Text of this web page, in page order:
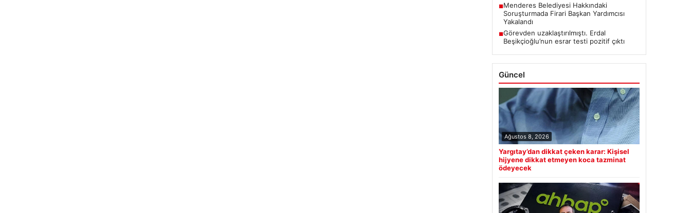
■Menderes Belediyesi Hakkındaki
Soruşturmada Firari Başkan Yardımcısı
Yakalandı
■Görevden uzaklaştırılmıştı. Erdal
Beşikçioğlu’nun esrar testi pozitif çıktı
Güncel
Ağustos 8, 2026
Yargıtay’dan dikkat çeken karar: Kişisel
hijyene dikkat etmeyen koca tazminat
ödeyecek